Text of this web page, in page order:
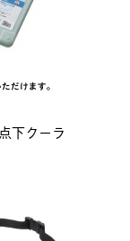
下クーラ